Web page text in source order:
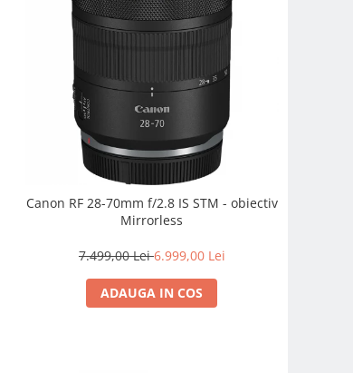
Canon RF 28-70mm f/2.8 IS STM - obiectiv
Mirrorless
7.499,00 Lei6.999,00 Lei
ADAUGA IN COS